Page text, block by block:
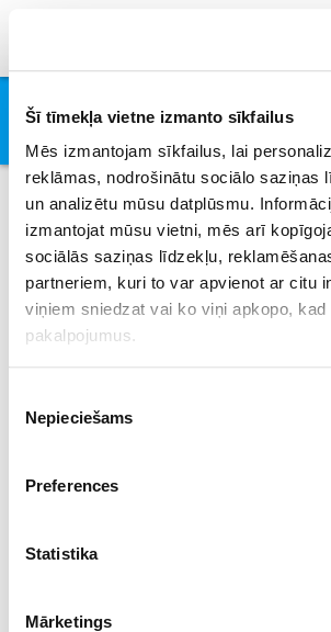
Šī tīmekļa vietne izmanto sīkfailus
Mēs izmantojam sīkfailus, lai
reklāmas, nodrošinātu sociālo saziņas
un analizētu mūsu datplūsmu.
izmantojat mūsu vietni, mēs arī
sociālās saziņas līdzekļu,
partneriem, kuri to var apvienot ar citu
viņiem sniedzat vai ko viņi apkopo, kad
pakalpojumus.
izvēle
Nepieciešams
Preferences
Statistika
Mārketings
There She Goes
Pages
Privātuma Politika